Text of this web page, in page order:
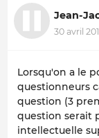
Jean-
30 avril
Lorsqu'on a le
questionneurs
question (3
question serait
intellectuelle